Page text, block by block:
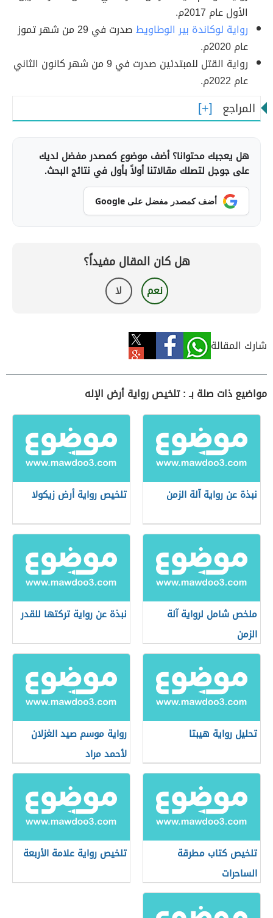
الأول عام 2017م.
رواية لوكاندة بير الوطاويط
صدرت في 29 من شهر تموز
عام 2020م.
رواية القتل للمبتدئين صدرت في 9 من شهر كانون الثاني
عام 2022م.
المراجع
هل يعجبك محتوانا؟ أضف موضوع كمصدر مفضل لديك
على جوجل لتصلك مقالاتنا أولاً بأول في نتائج البحث.
أضف كمصدر مفضل على Google
هل كان المقال مفيداً؟
نعم لا
شارك المقالة
مواضيع ذات صلة بـ : تلخيص رواية أرض الإله
نبذة عن رواية آلة الزمن تلخيص رواية أرض زيكولا
ملخص شامل لرواية آلة
الزمن
نبذة عن رواية تركتها للقدر
تحليل رواية هيبتا
رواية موسم صيد الغزلان
لأحمد مراد
تلخيص كتاب مطرقة
الساحرات
تلخيص رواية علامة الأربعة